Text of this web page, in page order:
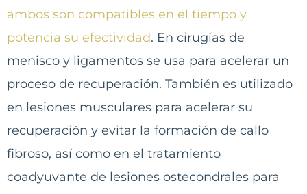
ambos son compatibles en el tiempo y
potencia su efectividad. En cirugías de
menisco y ligamentos se usa para acelerar un
proceso de recuperación. También es utilizado
en lesiones musculares para acelerar su
recuperación y evitar la formación de callo
fibroso, así como en el tratamiento
coadyuvante de lesiones ostecondrales para